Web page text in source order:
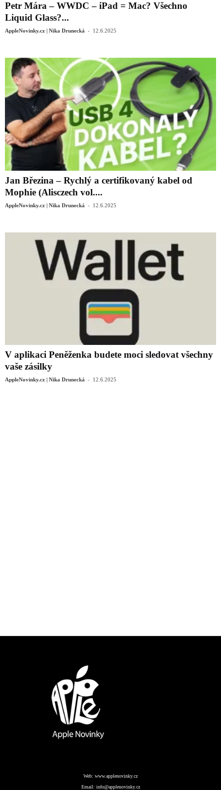
Petr Mára – WWDC – iPad = Mac? Všechno
Liquid Glass?...
AppleNovinky.cz | Nika Drunecká - 12.6.2025
Jan Březina – Rychlý a certifikovaný kabel od
Mophie (Alisczech vol....
AppleNovinky.cz | Nika Drunecká - 12.6.2025
V aplikaci Peněženka budete moci sledovat všechny
vaše zásilky
AppleNovinky.cz | Nika Drunecká - 12.6.2025
Web: www.applenovinky.cz
Email: info@applenovinky.cz